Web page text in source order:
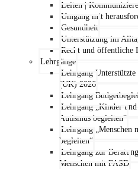
Leiten |
Umgang mit
Gesundheit
Unterstützung im
Recht und öffentliche
Lehrgänge
Lehrgang
(UK) 2026
Lehrgang
Lehrgang „Kinder
Autismus begleiten“
Lehrgang „Menschen
begleiten“
Lehrgang zur
Menschen mit FASD